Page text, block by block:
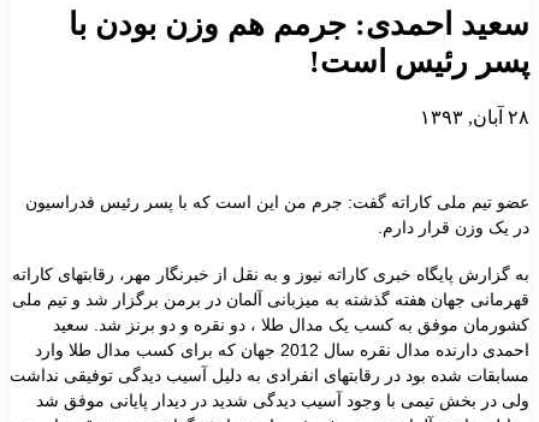
سعید احمدی: جرمم هم وزن بودن با
پسر رئیس است!
۲۸ آبان, ۱۳۹۳
عضو تیم ملی کاراته گفت: جرم من این است که با پسر رئیس فدراسیون
در یک وزن قرار دارم.
به گزارش پایگاه خبری کاراته نیوز و به نقل از خبرنگار مهر، رقابتهای کاراته
قهرمانی جهان هفته گذشته به میزبانی آلمان در برمن برگزار شد و تیم ملی
کشورمان موفق به کسب یک مدال طلا ، دو نقره و دو برنز شد. سعید
احمدی دارنده مدال نقره سال 2012 جهان که برای کسب مدال طلا وارد
مسابقات شده بود در رقابتهای انفرادی به دلیل آسیب دیدگی توفیقی نداشت
ولی در بخش تیمی با وجود آسیب دیدگی شدید در دیدار پایانی موفق شد